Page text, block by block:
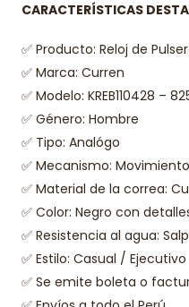
CARACTERÍSTICAS
✅ Producto: Reloj de
✅ Marca: Curren
✅ Modelo: KREB110428 –
✅ Género: Hombre
✅ Tipo: Analógo
✅ Mecanismo:
✅ Material de la correa:
✅ Color: Negro con
✅ Resistencia al agua:
✅ Estilo: Casual / Ejecutivo
✅ Se emite boleta o